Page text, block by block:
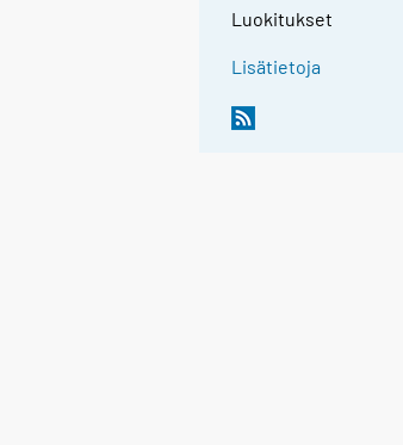
Luokitukset
Lisätietoja